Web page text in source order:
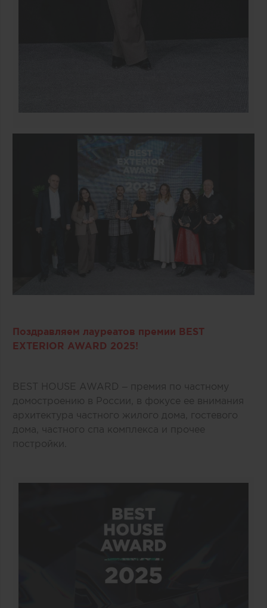
Поздравляем лауреатов премии BEST
EXTERIOR AWARD 2025!
BEST HOUSE AWARD – премия по частному
домостроению в России, в фокусе ее внимания
архитектура частного жилого дома, гостевого
дома, частного спа комплекса и прочее
постройки.